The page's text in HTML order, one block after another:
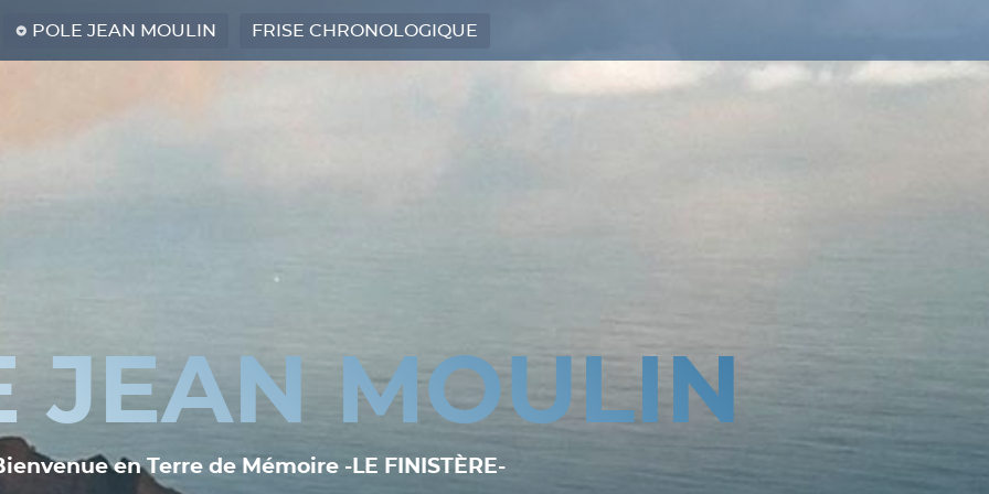
POLE JEAN MOULIN FRISE CHRONOLOGIQUE
JEAN MOULIN
en Terre de Mémoire -LE FINISTÈRE-